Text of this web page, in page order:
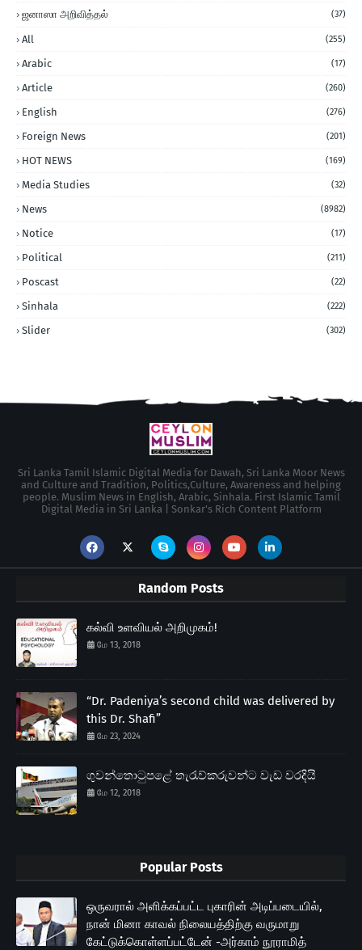
ஜனாஸா அறிவித்தல் (37)
All (255)
Arabic (17)
Article (260)
English (276)
Foreign News (201)
HOT NEWS (169)
Media Studies (32)
News (8982)
Notice (17)
Political (211)
Poscast (22)
Sinhala (222)
Slider (302)
Sri Lanka Tamil Islamic Digital Media for Dawah, Sri Lanka Moor News
and Culture and Tradition, Politics,Culture, Awareness and helping
people. Muslim News in English, Arabic, Sinhala. First Islamic Tamil
Digital Media in Sri Lanka | Sonkar's Rich Content Platform
Random Posts
கல்வி உளவியல் அறிமுகம்!
மே 13, 2018
“Dr. Padeniya’s second child was delivered by
this Dr. Shafi”
மே 23, 2024
ගුවන්තොටුපළේ තැරැව්කරුවන්ට වැඩ වරදියි
மே 12, 2018
Popular Posts
ஒருவரால் அளிக்கப்பட்ட புகாரின் அடிப்படையில்,
நான் மினா காவல் நிலையத்திற்கு வருமாறு
கேட்டுக்கொள்ளப்பட்டேன் -அர்காம் நூராமித்